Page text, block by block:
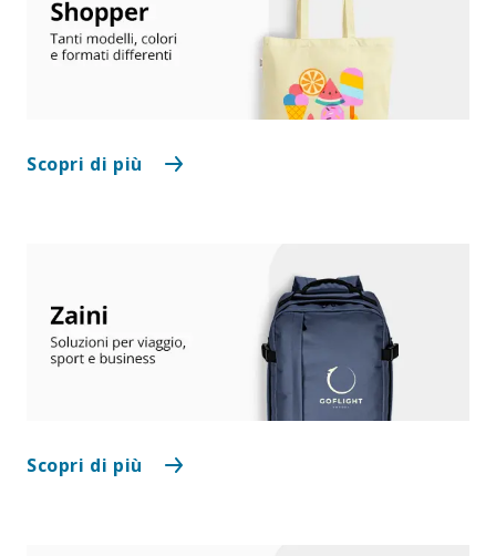
Scopri di più
Scopri di più